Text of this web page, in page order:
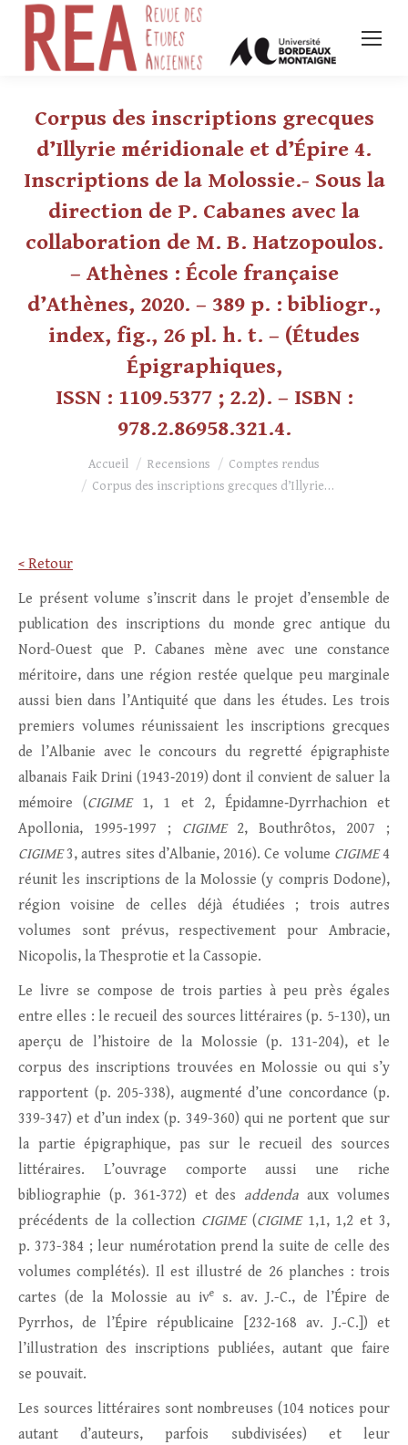
Corpus des inscriptions grecques
d’Illyrie méridionale et d’Épire 4.
Inscriptions de la Molossie.- Sous la
direction de P. Cabanes avec la
collaboration de M. B. Hatzopoulos.
– Athènes : École française
d’Athènes, 2020. – 389 p. : bibliogr.,
index, fig., 26 pl. h. t. – (Études
Épigraphiques,
ISSN : 1109.5377 ; 2.2). – ISBN :
978.2.86958.321.4.
Vous êtes ici :Accueil Recensions
Comptes rendus
Corpus des inscriptions grecques d’Illyrie…
< Retour
Le présent volume s’inscrit dans le projet d’ensemble de
publication des inscriptions du monde grec antique du
Nord-Ouest que P. Cabanes mène avec une constance
méritoire, dans une région restée quelque peu marginale
aussi bien dans l’Antiquité que dans les études. Les trois
premiers volumes réunissaient les inscriptions grecques
de l’Albanie avec le concours du regretté épigraphiste
albanais Faik Drini (1943‑2019) dont il convient de saluer la
mémoire (CIGIME1, 1 et 2, Épidamne‑Dyrrhachion et
Apollonia, 1995‑1997 ; CIGIME2, Bouthrôtos, 2007 ;
CIGIME3, autres sites d’Albanie, 2016). Ce volume CIGIME4
réunit les inscriptions de la Molossie (y compris Dodone),
région voisine de celles déjà étudiées ; trois autres
volumes sont prévus, respectivement pour Ambracie,
Nicopolis, la Thesprotie et la Cassopie.
Le livre se compose de trois parties à peu près égales
entre elles : le recueil des sources littéraires (p. 5-130), un
aperçu de l’histoire de la Molossie (p. 131-204), et le
corpus des inscriptions trouvées en Molossie ou qui s’y
rapportent (p. 205-338), augmenté d’une concordance (p.
339-347) et d’un index (p. 349-360) qui ne portent que sur
la partie épigraphique, pas sur le recueil des sources
littéraires. L’ouvrage comporte aussi une riche
bibliographie (p. 361‑372) et des addenda aux volumes
précédents de la collection CIGIME(CIGIME1,1, 1,2 et 3,
p. 373-384 ; leur numérotation prend la suite de celle des
volumes complétés). Il est illustré de 26 planches : trois
cartes (de la Molossie au ive
s. av. J.-C., de l’Épire de
Pyrrhos, de l’Épire républicaine [232‑168 av. J.-C.]) et
l’illustration des inscriptions publiées, autant que faire
se pouvait.
Les sources littéraires sont nombreuses (104 notices pour
autant d’auteurs, parfois subdivisées) et leur